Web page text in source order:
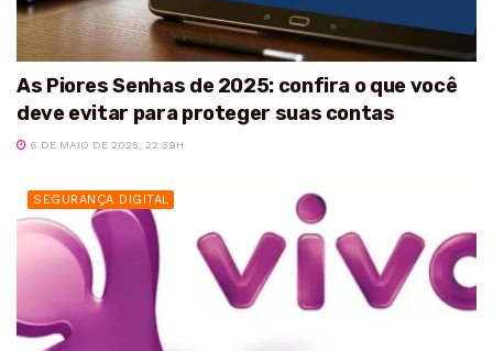
As Piores Senhas de 2025: confira o que você
deve evitar para proteger suas contas
6 DE MAIO DE 2025, 22:39H
SEGURANÇA DIGITAL